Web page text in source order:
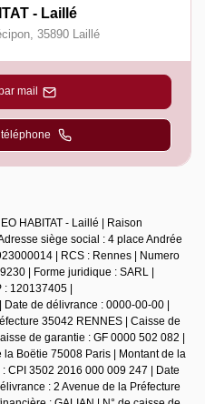
- Laillé
, 35890 Laillé
mail
HABITAT - Laillé | Raison
siège social : 4 place Andrée
| RCS : Rennes | Numero
| Forme juridique : SARL |
120137405 |
de délivrance : 0000-00-00 |
35042 RENNES | Caisse de
de garantie : GF 0000 502 082 |
Boëtie 75008 Paris | Montant de la
CPI 3502 2016 000 009 247 | Date
: 2 Avenue de la Préfecture